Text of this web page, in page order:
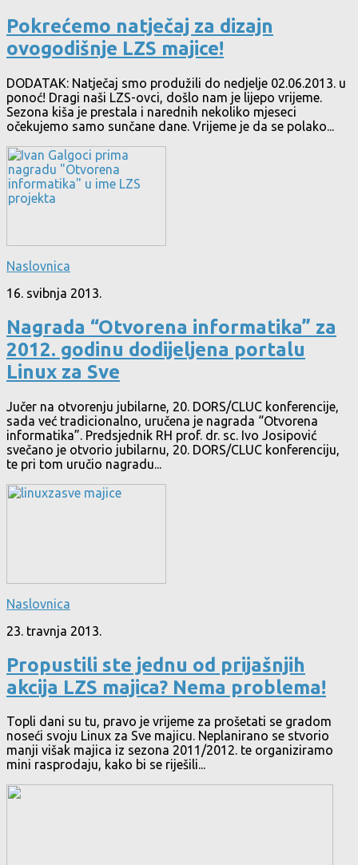
Pokrećemo natječaj za dizajn
ovogodišnje LZS majice!
DODATAK: Natječaj smo produžili do nedjelje 02.06.2013. u
ponoć! Dragi naši LZS-ovci, došlo nam je lijepo vrijeme.
Sezona kiša je prestala i narednih nekoliko mjeseci
očekujemo samo sunčane dane. Vrijeme je da se polako...
Naslovnica
16. svibnja 2013.
Nagrada “Otvorena informatika” za
2012. godinu dodijeljena portalu
Linux za Sve
Jučer na otvorenju jubilarne, 20. DORS/CLUC konferencije,
sada već tradicionalno, uručena je nagrada “Otvorena
informatika”. Predsjednik RH prof. dr. sc. Ivo Josipović
svečano je otvorio jubilarnu, 20. DORS/CLUC konferenciju,
te pri tom uručio nagradu...
Naslovnica
23. travnja 2013.
Propustili ste jednu od prijašnjih
akcija LZS majica? Nema problema!
Topli dani su tu, pravo je vrijeme za prošetati se gradom
noseći svoju Linux za Sve majicu. Neplanirano se stvorio
manji višak majica iz sezona 2011/2012. te organiziramo
mini rasprodaju, kako bi se riješili...